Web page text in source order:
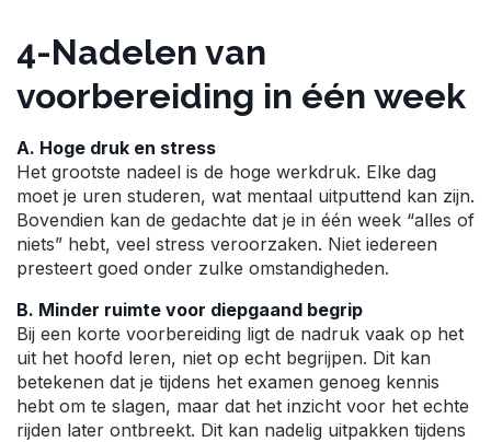
4-Nadelen van
voorbereiding in één week
A. Hoge druk en stress
Het grootste nadeel is de hoge werkdruk. Elke dag
moet je uren studeren, wat mentaal uitputtend kan zijn.
Bovendien kan de gedachte dat je in één week “alles of
niets” hebt, veel stress veroorzaken. Niet iedereen
presteert goed onder zulke omstandigheden.
B. Minder ruimte voor diepgaand begrip
Bij een korte voorbereiding ligt de nadruk vaak op het
uit het hoofd leren, niet op echt begrijpen. Dit kan
betekenen dat je tijdens het examen genoeg kennis
hebt om te slagen, maar dat het inzicht voor het echte
rijden later ontbreekt. Dit kan nadelig uitpakken tijdens